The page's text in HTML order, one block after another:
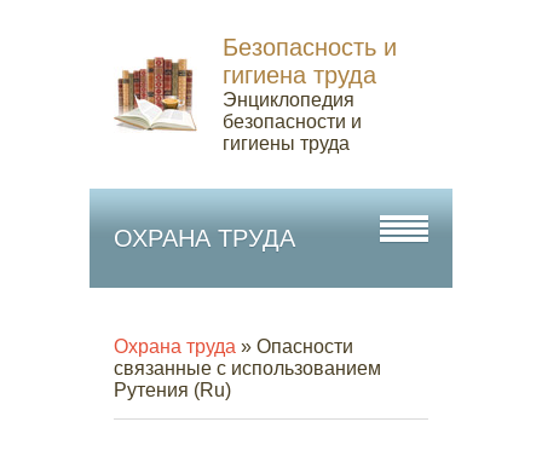
Безопасность и
гигиена труда
Энциклопедия
безопасности и
гигиены труда
ОХРАНА ТРУДА
Охрана труда » Опасности
связанные с использованием
Рутения (Ru)